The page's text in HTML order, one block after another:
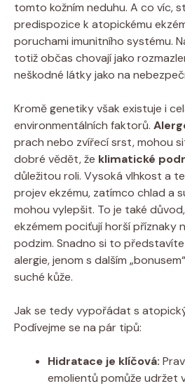
tomto kožním⁤ neduhu. ⁣A​ co ⁢víc,
predispozice⁤ k atopickému⁢
poruchami imunitního​ systému.​
totiž občas chovají jako
neškodné látky jako na⁢
Kromě genetiky však ⁢existuje i
⁤environmentálních faktorů.
prach nebo zvířecí⁢ srst, ​mohou
dobré vědět, že klimatické
důležitou roli.‍ Vysoká vlhkost ⁢a
‌projev ekzému, ⁢zatímco chlad ‌a
mohou vylepšit. To ​je ‍také
ekzémem pociťují ⁤horší‌ příznaky
podzim. Snadno si to
‌alergie, jenom s dalším
suché kůže.
Jak se tedy ​vypořádat⁤ s⁣
Podívejme ​se na pár tipů:
Hidratace je klíčová:
emolientů ​pomůže udržet